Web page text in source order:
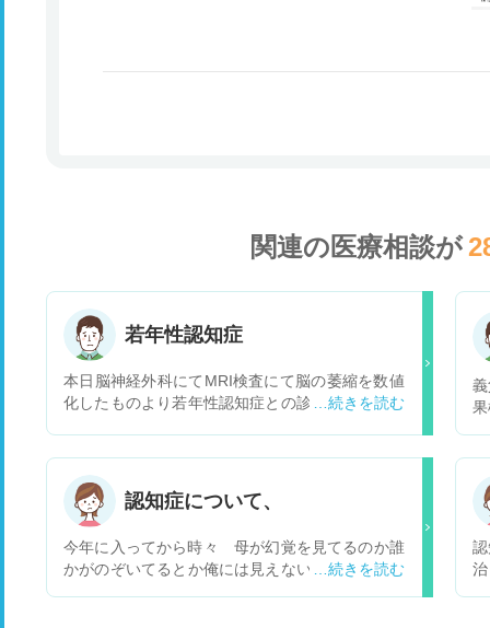
関連の医療相談が
若年性認知症
本日脳神経外科にてMRI検査にて脳の萎縮を数値
化したものより若年性認知症との診断を受けまし
はなんでしょうか。
認知症について、
今年に入ってから時々 母が幻覚を見てるのか誰
かがのぞいてるとか俺には見えない誰かと口喧嘩